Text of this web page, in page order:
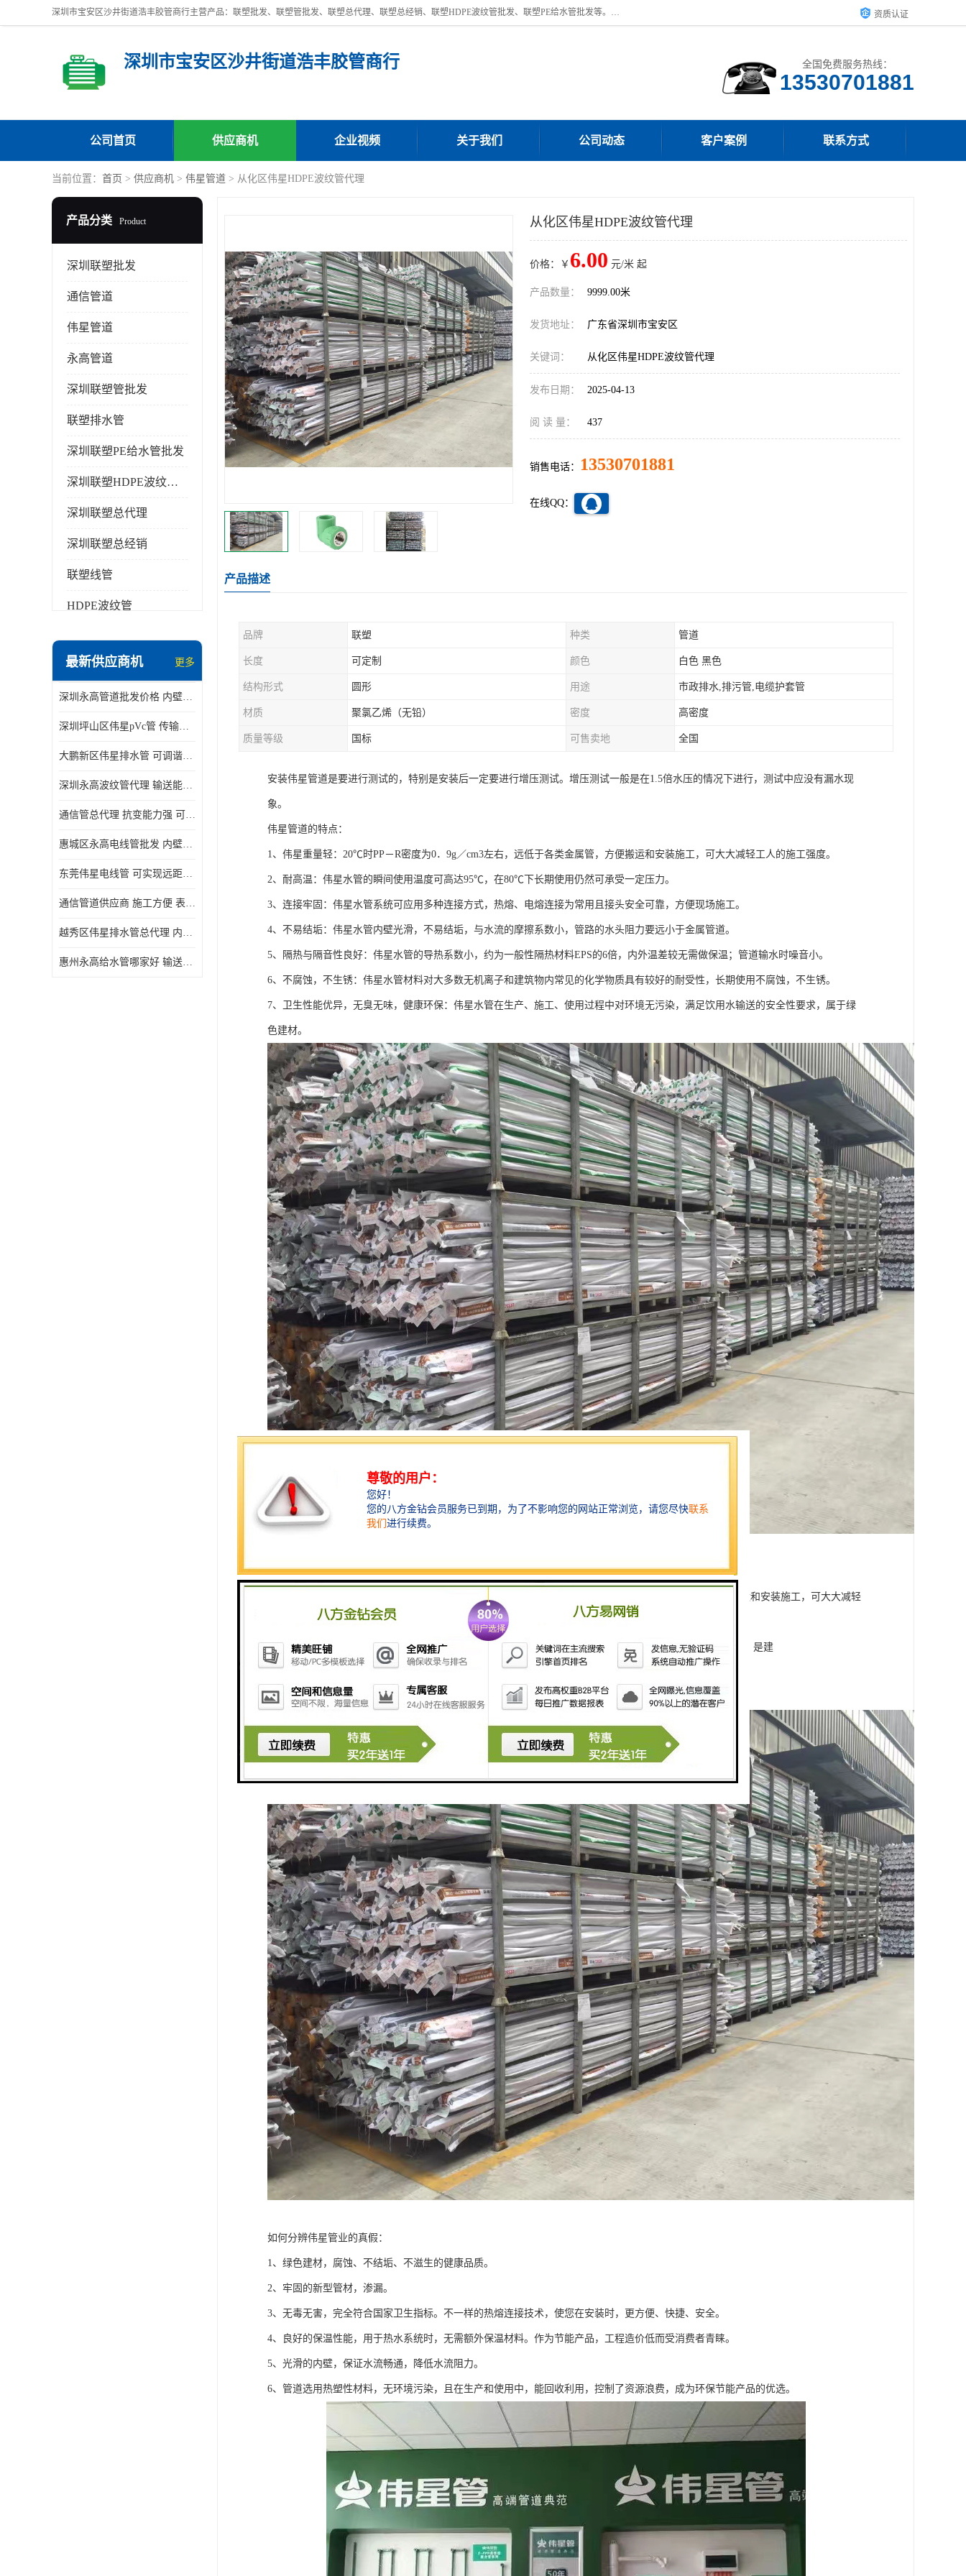
深圳市宝安区沙井街道浩丰胶管商行主营产品：联塑批发、联塑管批发、联塑总代理、联塑总经销、联塑HDPE波纹管批发、联塑PE给水管批发等。凭借服务以及多年的勤奋拼搏，发展成为一家销售各种管材管件，绝缘电工套管及配件等系列产品的贸易公司。公司秉承“顾客至上，锐意进取”的经营理念，坚持“客户至上”原则为广大客户提供的服务。欢迎惠顾！ 资质认证
深圳市宝安区沙井街道浩丰胶管商行 全国免费服务热线：
公司首页 供应商机 企业视频 关于我们 公司动态 客户案例 联系方式
当前位置： 首页 > 供应商机 > 伟星管道 > 从化区伟星HDPE波纹管代理
产品分类 Product
深圳联塑批发
通信管道
伟星管道
永高管道
深圳联塑管批发
联塑排水管
深圳联塑PE给水管批发
深圳联塑HDPE波纹管批发
深圳联塑总代理
深圳联塑总经销
联塑线管
HDPE波纹管
最新供应商机 更多
深圳永高管道批发价格 内壁光滑 抗震性能好
深圳坪山区伟星pVc管 传输损耗小 频率稳定性好
大鹏新区伟星排水管 可调谐性好 大功率 效率高
深圳永高波纹管代理 输送能力强 可以承受高温
通信管总代理 抗变能力强 可耐强震 扭曲
惠城区永高电线管批发 内壁光滑 抗震性能好
东莞伟星电线管 可实现远距离通信 频率稳定性好
通信管道供应商 施工方便 表面电阻系数大
越秀区伟星排水管总代理 内部表面光滑 大功率 效率高
惠州永高给水管哪家好 输送能力强 方便施工和运输
从化区伟星HDPE波纹管代理
价格：￥ 6.00 元/米 起
产品数量： 9999.00米
发货地址： 广东省深圳市宝安区
关键词： 从化区伟星HDPE波纹管代理
发布日期： 2025-04-13
阅 读 量： 437
销售电话： 13530701881
在线QQ：
产品描述
品牌 联塑 种类 管道
长度 可定制 颜色 白色 黑色
结构形式 圆形 用途 市政排水,排污管,电缆护套管
材质 聚氯乙烯（无铅） 密度 高密度
质量等级 国标 可售卖地 全国
安装伟星管道是要进行测试的，特别是安装后一定要进行增压测试。增压测试一般是在1.5倍水压的情况下进行，测试中应没有漏水现
象。
伟星管道的特点：
1、伟星重量轻：20℃时PP－R密度为0．9g／cm3左右，远低于各类金属管，方便搬运和安装施工，可大大减轻工人的施工强度。
2、耐高温：伟星水管的瞬间使用温度可高达95℃，在80℃下长期使用仍然可承受一定压力。
3、连接牢固：伟星水管系统可应用多种连接方式，热熔、电熔连接为常用且接头安全可靠，方便现场施工。
4、不易结垢：伟星水管内壁光滑，不易结垢，与水流的摩擦系数小，管路的水头阻力要远小于金属管道。
5、隔热与隔音性良好：伟星水管的导热系数小，约为一般性隔热材料EPS的6倍，内外温差较无需做保温；管道输水时噪音小。
6、不腐蚀，不生锈：伟星水管材料对大多数无机离子和建筑物内常见的化学物质具有较好的耐受性，长期使用不腐蚀，不生锈。
7、卫生性能优异，无臭无味，健康环保：伟星水管在生产、施工、使用过程中对环境无污染，满足饮用水输送的安全性要求，属于绿
色建材。
伟星管道冷热水管特点：
1、材料质量轻： 20°C时PP-R密度为0.9g/cm3左右，远低于各类金属管，也小于PE等其他塑料材料，方便搬运和安装施工，可大大减轻
工人的施工强度。
2、良好的温度和压力稳定性： PPR管道的瞬间使用温度可高达95°C ,在80°C下长期使用仍然可承受一定压力，是建
筑物冷热水管道的理想之选。
3、管道连接牢固：PPR管道系统可应用多种连接方式,热熔、电熔连接为常用且接头安全可靠，方便现场施工。
如何分辨伟星管业的真假：
1、绿色建材，腐蚀、不结垢、不滋生的健康品质。
2、牢固的新型管材，渗漏。
3、无毒无害，完全符合国家卫生指标。不一样的热熔连接技术，使您在安装时，更方便、快捷、安全。
4、良好的保温性能，用于热水系统时，无需额外保温材料。作为节能产品，工程造价低而受消费者青睐。
5、光滑的内壁，保证水流畅通，降低水流阻力。
6、管道选用热塑性材料，无环境污染，且在生产和使用中，能回收利用，控制了资源浪费，成为环保节能产品的优选。